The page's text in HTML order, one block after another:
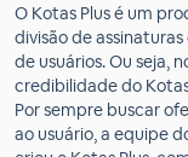
O Kotas Plus é um
divisão de
de usuários. Ou seja,
credibilidade do
Por sempre buscar
ao usuário, a equipe